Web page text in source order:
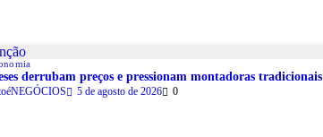
derrubam preços e pressionam montadoras tradicionais
5 de agosto de 2026 0